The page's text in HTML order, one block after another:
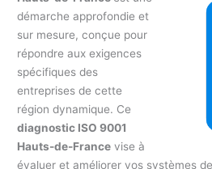
démarche approfondie et
sur mesure, conçue pour
répondre aux exigences
spécifiques des
entreprises de cette
région dynamique. Ce
diagnostic ISO 9001
Hauts-de-France vise à
évaluer et améliorer vos systèmes